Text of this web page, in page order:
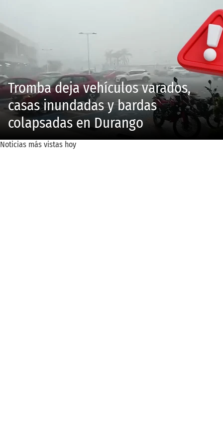
Tromba deja vehículos varados,
casas inundadas y bardas
colapsadas en Durango
Noticias más vistas hoy